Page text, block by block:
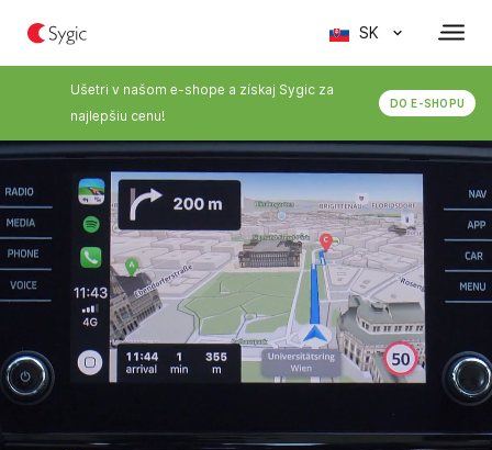
SK
Ušetri v našom e-shope a získaj Sygic za
najlepšiu cenu!
DO E-SHOPU